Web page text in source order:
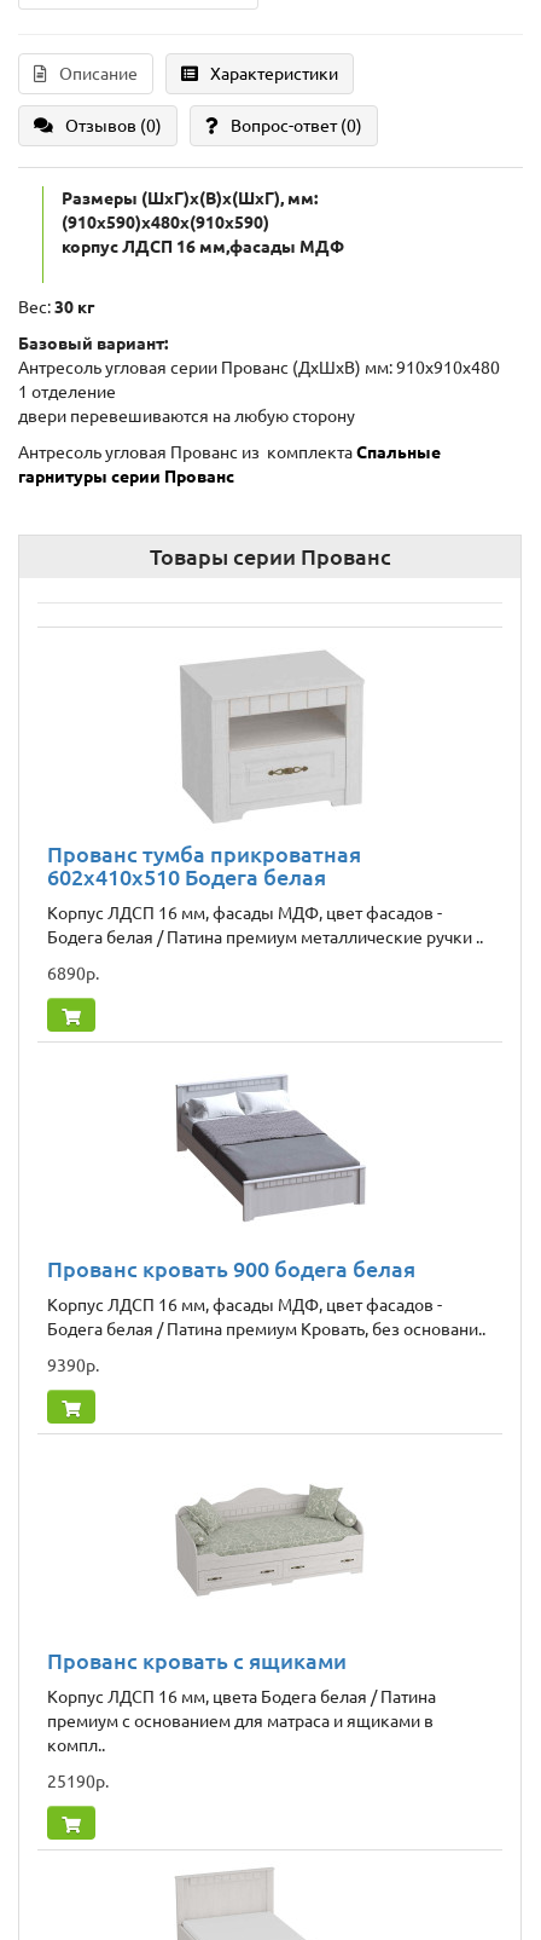
Описание Характеристики
Отзывов (0) Вопрос-ответ(0)
Размеры (ШxГ)x(В)x(ШxГ), мм:
(910x590)x480x(910x590)
корпус ЛДСП 16 мм,фасады МДФ
Вес:30 кг
Базовый вариант:
Антресоль угловая серии Прованс (ДхШxВ) мм: 910х910х480
1 отделение
двери перевешиваются на любую сторону
Антресоль угловая Прованс из комплектаСпальные
гарнитуры серии Прованс
Товары серии Прованс
Прованс тумба прикроватная
602х410х510 Бодега белая
Корпус ЛДСП 16 мм, фасады МДФ, цвет фасадов -
Бодега белая / Патина премиум металлические ручки ..
6890р.
Прованс кровать 900 бодега белая
Корпус ЛДСП 16 мм, фасады МДФ, цвет фасадов -
Бодега белая / Патина премиум Кровать, без основани..
9390р.
Прованс кровать с ящиками
Корпус ЛДСП 16 мм, цвета Бодега белая / Патина
премиум с основанием для матраса и ящиками в
компл..
25190р.